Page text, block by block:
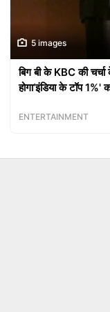
5 images
बिग बी के KBC की
होगा‘इंडिया के टॉप 1%'
ENTERTAINMENT